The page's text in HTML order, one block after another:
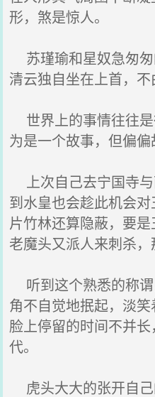
形，煞是惊人。
苏瑾瑜和星奴急匆
清云独自坐在上首，不
世界上的事情往往
为是一个故事，但偏偏
上次自己去宁国寺
到水皇也会趁此机会
片竹林还算隐蔽，要
老魔头又派人来刺杀，
听到这个熟悉的称
角不自觉地抿起，淡
脸上停留的时间不并
代。
虎头大大的张开自